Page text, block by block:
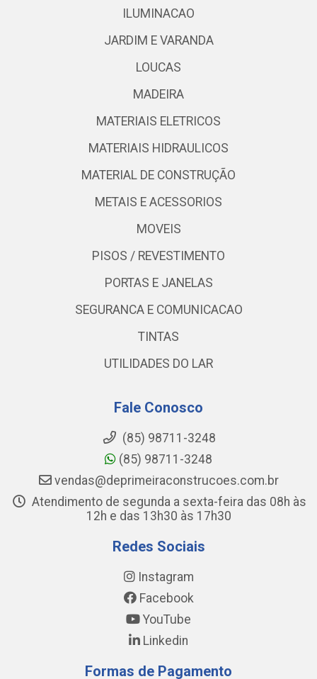
ILUMINACAO
JARDIM E VARANDA
LOUCAS
MADEIRA
MATERIAIS ELETRICOS
MATERIAIS HIDRAULICOS
MATERIAL DE CONSTRUÇÃO
METAIS E ACESSORIOS
MOVEIS
PISOS / REVESTIMENTO
PORTAS E JANELAS
SEGURANCA E COMUNICACAO
TINTAS
UTILIDADES DO LAR
Fale Conosco
(85) 98711-3248
(85) 98711-3248
vendas@deprimeiraconstrucoes.com.br
Atendimento de segunda a sexta-feira das 08h às
12h e das 13h30 às 17h30
Redes Sociais
Instagram
Facebook
YouTube
Linkedin
Formas de Pagamento